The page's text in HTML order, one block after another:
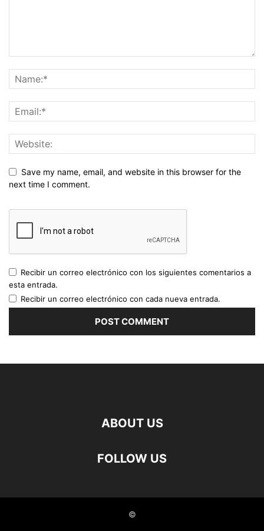
Save my name, email, and website in this browser for the
next time I comment.
Recibir un correo electrónico con los siguientes comentarios a
esta entrada.
Recibir un correo electrónico con cada nueva entrada.
ABOUT US
FOLLOW US
©